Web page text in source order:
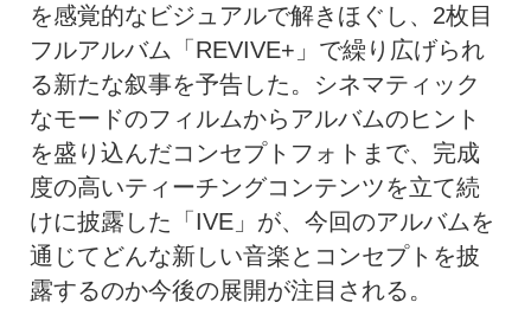
を感覚的なビジュアルで解きほぐし、2枚目
フルアルバム「REVIVE+」で繰り広げられ
る新たな叙事を予告した。シネマティック
なモードのフィルムからアルバムのヒント
を盛り込んだコンセプトフォトまで、完成
度の高いティーチングコンテンツを立て続
けに披露した「IVE」が、今回のアルバムを
通じてどんな新しい音楽とコンセプトを披
露するのか今後の展開が注目される。